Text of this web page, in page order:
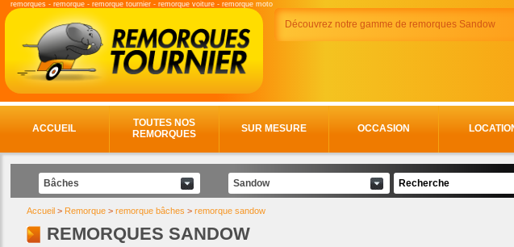
remorques -remorque -remorque tournier -remorque voiture -remorque moto
Découvrez notre gamme de remorques Sandow
ACCUEIL
TOUTES NOS
REMORQUES
SUR MESURE OCCASION
Bâches Sandow
Accueil > Remorque >remorque bâches >remorque sandow
REMORQUES SANDOW